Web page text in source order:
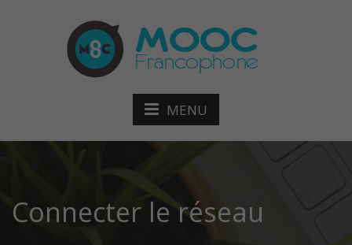
MENU
Connecter le réseau